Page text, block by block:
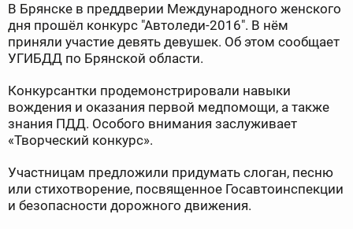
В Брянске в преддверии Международного женского
дня прошёл конкурс "Автоледи-2016". В нём
приняли участие девять девушек. Об этом сообщает
УГИБДД по Брянской области.
Конкурсантки продемонстрировали навыки
вождения и оказания первой медпомощи, а также
знания ПДД. Особого внимания заслуживает
«Творческий конкурс».
Участницам предложили придумать слоган, песню
или стихотворение, посвященное Госавтоинспекции
и безопасности дорожного движения.